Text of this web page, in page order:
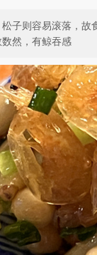
子则容易滚落，
然，有鲸吞感